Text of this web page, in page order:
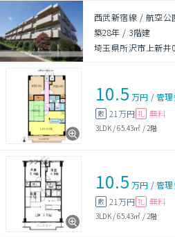
西武新宿線 / 航空公
築28年 / 3階建
埼玉県所沢市上新井
10.5 万円 /管
敷 21万円 礼 無料
3LDK/65.43㎡ / 2階
10.5 万円 /管
敷 21万円 礼 無料
3LDK/65.43㎡ / 2階